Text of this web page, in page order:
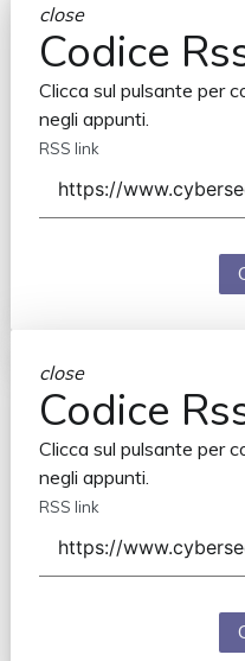
close
Codice
Clicca sul pulsante per
negli appunti.
RSS link
close
Codice
Clicca sul pulsante per
negli appunti.
RSS link